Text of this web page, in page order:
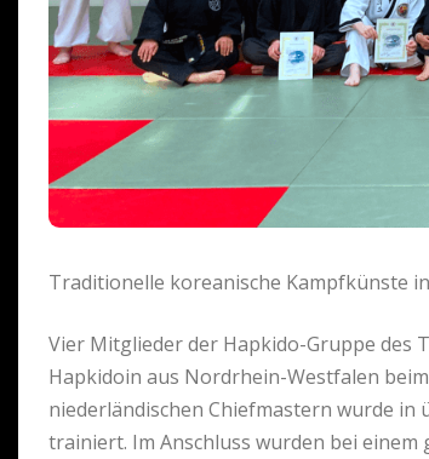
Traditionelle koreanische Kampfkünste
Vier Mitglieder der Hapkido-Gruppe des
Hapkidoin aus Nordrhein-Westfalen
niederländischen Chiefmastern wurde
trainiert. Im Anschluss wurden bei